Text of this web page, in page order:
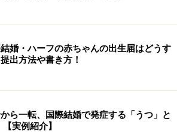
婚・ハーフの赤ちゃんの出生届はどうす
出方法や書き方！
ら一転、国際結婚で発症する「うつ」と
実例紹介】